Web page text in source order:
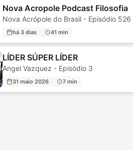
Nova Acropole Podcast Filosofia
Nova Acrópole do Brasil - Episódio 526
há 3 dias 41 min
LÍDER SÚPER LÍDER
Angel Vazquez - Episódio 3
31 maio 2026 7 min